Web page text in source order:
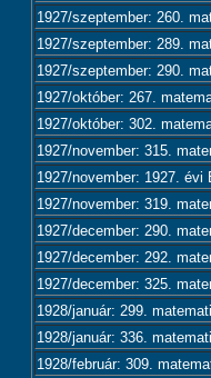
1927/szeptember: 260.
1927/szeptember: 289.
1927/szeptember: 290.
1927/október: 267.
1927/október: 302.
1927/november: 315.
1927/november: 1927.
1927/november: 319.
1927/december: 290.
1927/december: 292.
1927/december: 325.
1928/január: 299.
1928/január: 336.
1928/február: 309.